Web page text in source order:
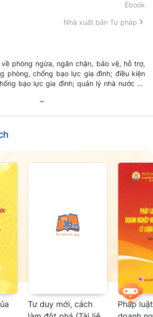
Ebook
Nhà xuất bản Tư pháp
phòng ngừa, ngăn chặn, bảo vệ, hỗ trợ,
phòng, chống bạo lực gia đình; điều kiện
bạo lực gia đình; quản lý nhà nước và
Tư duy mới, cách
Pháp